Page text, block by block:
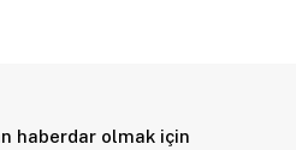
haberdar olmak için